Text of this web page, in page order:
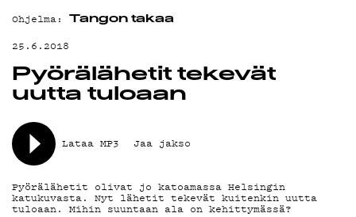
MAINOSTA
YHTEYSTIEDOT
G LIVELAB
YSTÄVÄKLUBI
TIETOSUOJA
KIRJAUDU SISÄÄN
Ohjelma: Tangon takaa
25.6.2018
Pyörälähetit tekevät
uutta tuloaan
Lataa MP3 Jaa jakso
Pyörälähetit olivat jo katoamassa Helsingin
katukuvasta. Nyt lähetit tekevät kuitenkin uutta
tuloaan. Mihin suuntaan ala on kehittymässä?